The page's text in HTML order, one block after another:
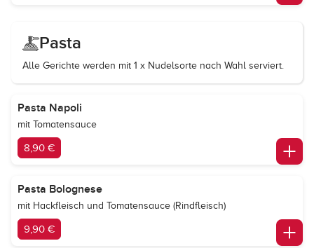
Pasta
Alle Gerichte werden mit 1 x Nudelsorte nach Wahl serviert.
Pasta Napoli
mit Tomatensauce
8,90 €
Pasta Bolognese
mit Hackfleisch und Tomatensauce (Rindfleisch)
9,90 €